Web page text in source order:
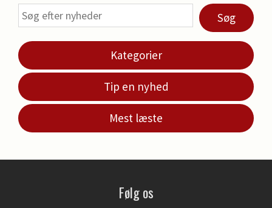
Søg
Kategorier
Tip en nyhed
Mest læste
Følg os